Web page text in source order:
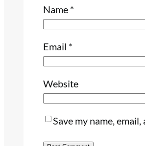
Name *
Email *
Website
Save my name,